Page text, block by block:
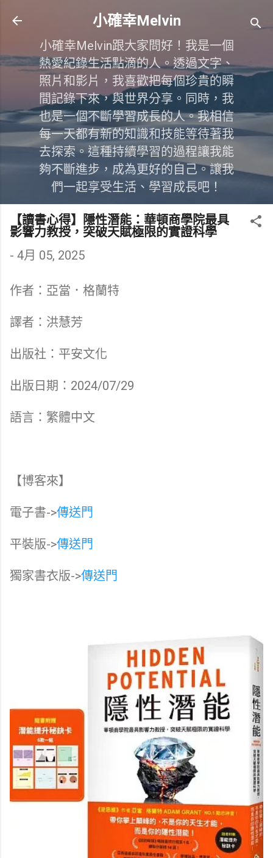
跳到主要內容
小確幸Melvin
小確幸Melvin跟大家問好！我是一個
熱愛紀錄生活點滴的人。透過文字、
照片和影片，我喜歡把每個珍貴的瞬
間記錄下來，與世界分享。同時，我
也是一個不斷學習成長的人。我相信
每一天都有新的知識和技能等待著我
去探索。這種持續學習的過程讓我能
夠不斷進步，成為更好的自己。讓我
們一起享受生活、學習成長吧！
【讀書心得】隱性潛能：華頓商學院最具
影響力教授，突破天賦極限的實證科學
- 4月 05, 2025
作者：亞當．格蘭特
譯者：洪慧芳
出版社：平安文化
出版日期：2024/07/29
語言：繁體中文
【博客來】
電子書->傳送門
平裝版->傳送門
獨家書衣版->傳送門